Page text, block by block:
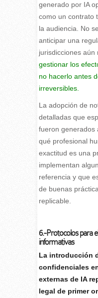
generado por IA
como un contrato
la audiencia. No
anticipar una
jurisdicciones aún
gestionar los
no hacerlo antes
irreversibles.
La adopción de
detalladas que
fueron generados
qué profesional
exactitud es una
implementan
referencia y que
de buenas
replicable.
6.-Protocolos para
informativas
La introducción
confidenciales
externas de IA
legal de primer